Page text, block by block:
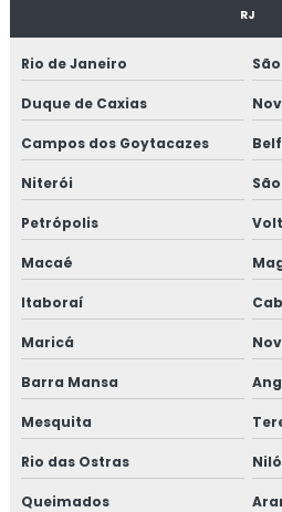
MANUTENÇÃO EM
EMPRESA DE MANUTENÇÃO
INDUSTRIAIS
MANUTENÇÃO MECÂNICA
SERVIÇOS DE MANUTENÇÃO
TÉCNICO DE MANUTENÇÃO
CURSO MANUTENÇÃO
MONTAGEM DE TUBULAÇÃO
MONTAGEM DE TUBULAÇÃO
CUSTO DE MONTAGEM DE
INDUSTRIAL
EMPRESA DE MONTAGEM DE
INDUSTRIAL
RJ
Rio de Janeiro
Duque de Caxias
Campos dos Goytacazes
Niterói
Petrópolis
Macaé
Itaboraí
Maricá
Barra Mansa
Mesquita
Rio das Ostras
Queimados